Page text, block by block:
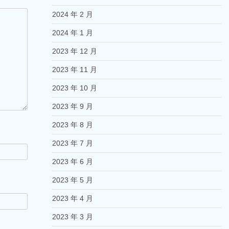
2024 年 2 月
2024 年 1 月
2023 年 12 月
2023 年 11 月
2023 年 10 月
2023 年 9 月
2023 年 8 月
2023 年 7 月
2023 年 6 月
2023 年 5 月
2023 年 4 月
2023 年 3 月